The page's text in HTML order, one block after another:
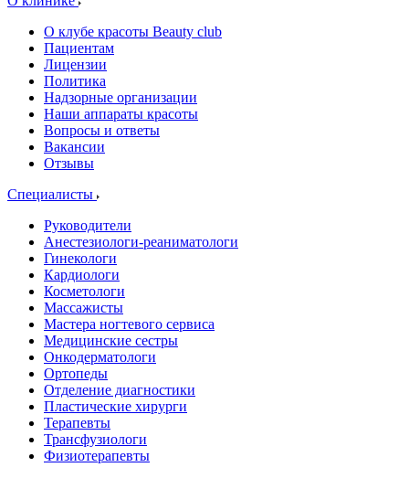
О клубе красоты Beauty club
Пациентам
Лицензии
Политика
Надзорные организации
Наши аппараты красоты
Вопросы и ответы
Вакансии
Отзывы
Специалисты
Руководители
Анестезиологи-реаниматологи
Гинекологи
Кардиологи
Косметологи
Массажисты
Мастера ногтевого сервиса
Медицинские сестры
Онкодерматологи
Ортопеды
Отделение диагностики
Пластические хирурги
Терапевты
Трансфузиологи
Физиотерапевты